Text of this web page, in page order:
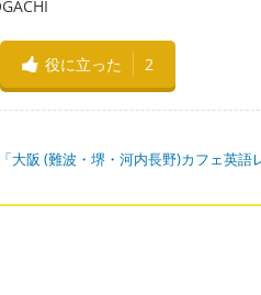
役に立った 2
「大阪 (難波・堺・河内長野)カフェ英語